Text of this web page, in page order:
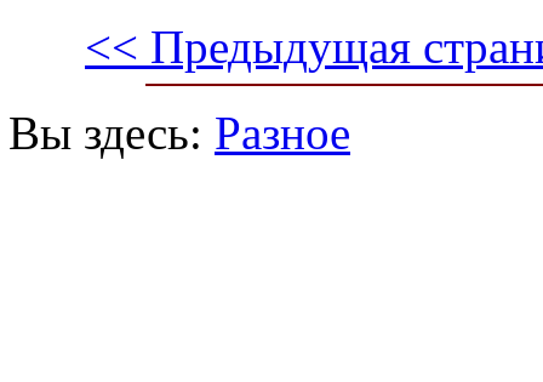
<< Предыдущая
Вы здесь: Разное